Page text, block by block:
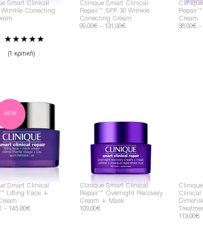
Smart Clinical
Wrinkle Correcting
1 κριτική
Clinique Smart Clinical
Repair™ SPF 30 Wrinkle
Correcting Cream
99,00€ - 131,00€
Cream
38,00€ -
NEW
Smart Clinical
Lifting Face +
- 145,00€
Clinique Smart Clinical
Repair™ Overnight Recovery
Cream + Mask
103,00€
Clinical
113,00€